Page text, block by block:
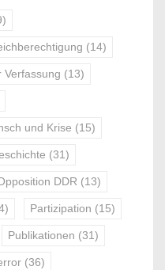
(14)
Verfassung (13)
und Krise (15)
(31)
DDR (13)
Partizipation (15)
Publikationen (31)
(36)